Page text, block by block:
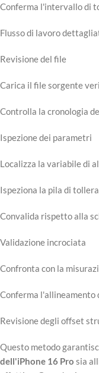
Conferma l'intervallo di
Flusso di lavoro
Revisione del file
Carica il file sorgente
Controlla la cronologia
Ispezione dei parametri
Localizza la variabile di
Ispeziona la pila di
Convalida rispetto alla
Validazione incrociata
Confronta con la
Conferma l'allineamento
Revisione degli offset
Questo metodo
dell'iPhone 16 Pro sia